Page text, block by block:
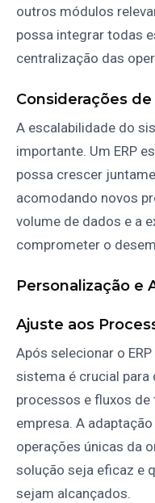
outros módulos
possa integrar todas
centralização das
Considerações
A escalabilidade do
importante. Um ERP
possa crescer
acomodando novos
volume de dados e a
comprometer o
Personalização e
Ajuste aos
Após selecionar o
sistema é crucial para
processos e fluxos
empresa. A
operações únicas da
solução seja eficaz e
sejam alcançados.